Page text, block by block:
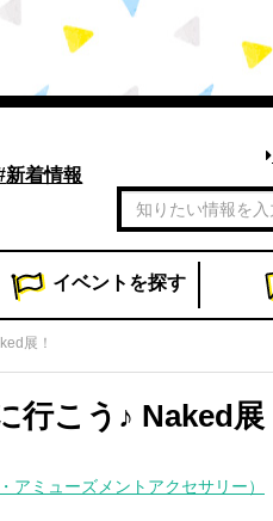
新着情報
イベント を探す
展！
行こう♪ Naked展
アミューズメントアクセサリー）